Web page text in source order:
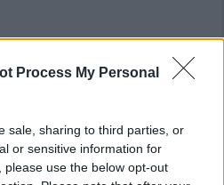
Process My Personal
sale, sharing to third parties, or
or sensitive information for
use the below opt-out
in mani sicure con Mario Fadda, il
riparte da Ivano Falchi